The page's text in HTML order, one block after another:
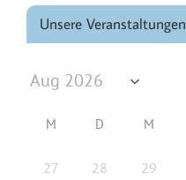
Unsere Veranstaltungen
M D M
27 28 29